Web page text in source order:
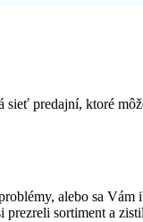
sieť predajní, ktoré
alebo sa
prezreli sortiment a